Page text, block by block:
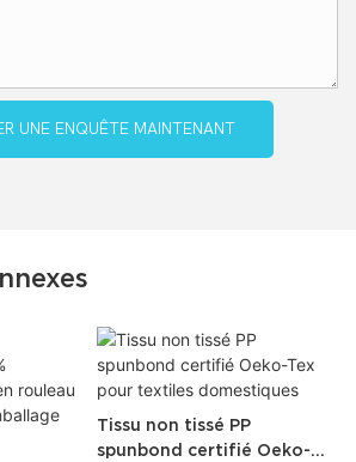
UNE ENQUÊTE MAINTENANT
Tissu non tissé PP
spunbond certifié Oeko-